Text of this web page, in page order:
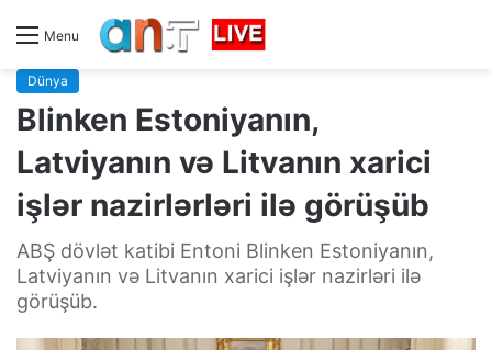
Menu
Dünya
Blinken Estoniyanın,
Latviyanın və Litvanın xarici
işlər nazirlərləri ilə görüşüb
ABŞ dövlət katibi Entoni Blinken Estoniyanın,
Latviyanın və Litvanın xarici işlər nazirləri ilə
görüşüb.